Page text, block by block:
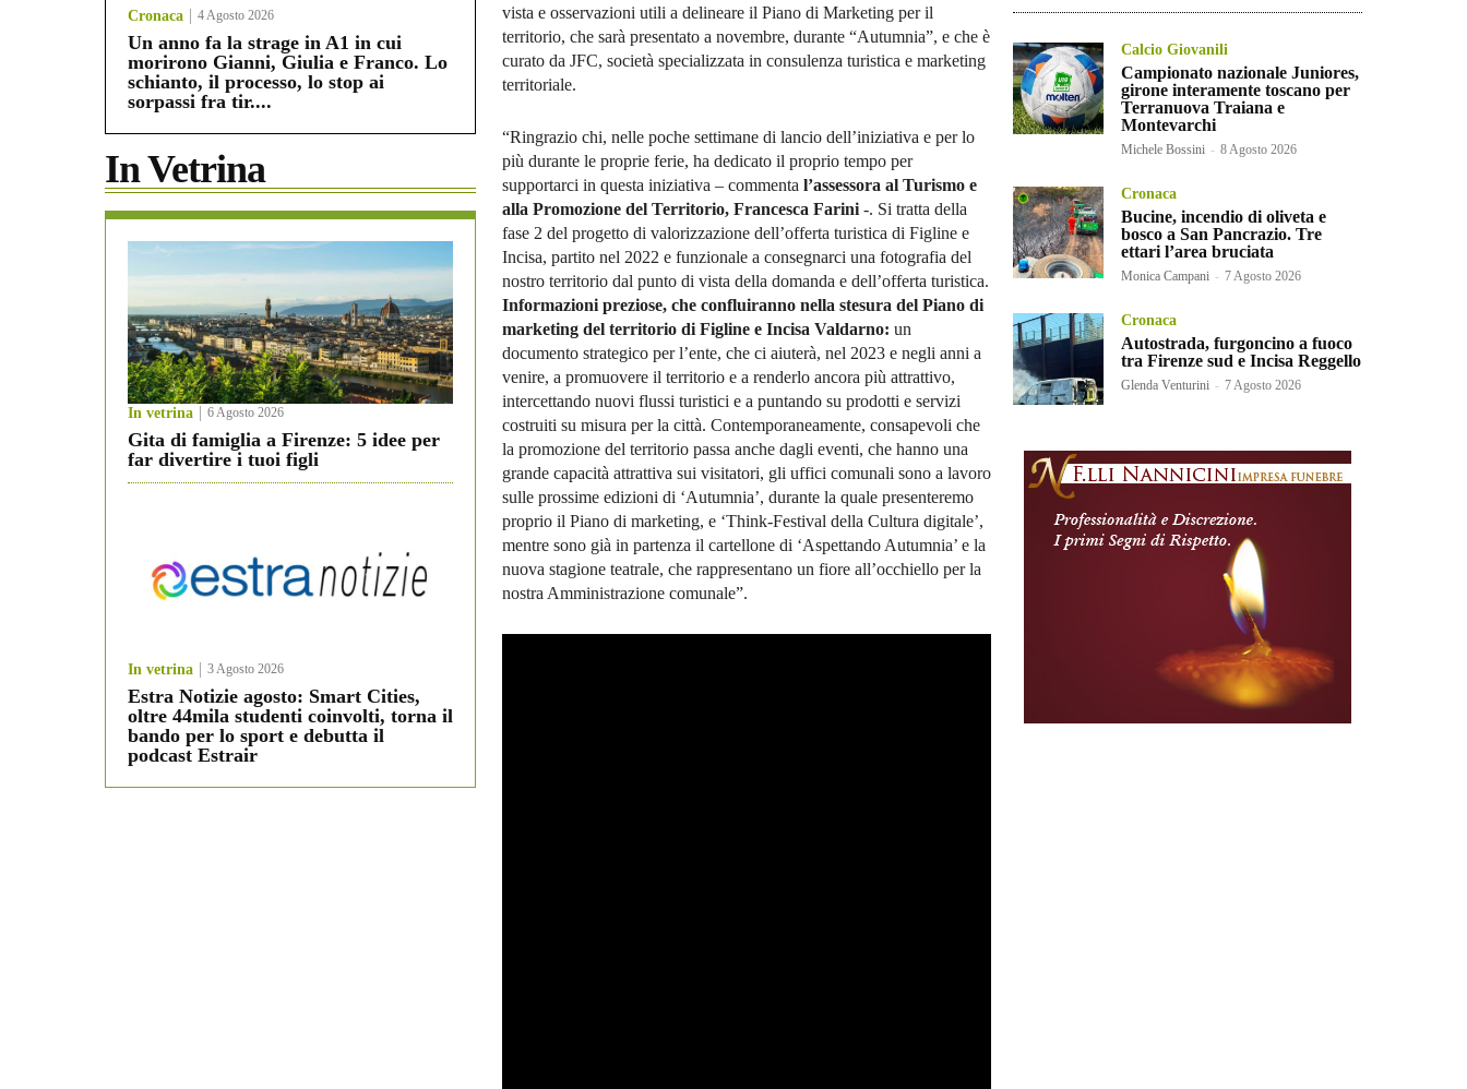
Cronaca 4 Agosto 2026
Un anno fa la strage in A1 in cui
morirono Gianni, Giulia e Franco. Lo
schianto, il processo, lo stop ai
sorpassi fra tir....
In Vetrina
In vetrina 6 Agosto 2026
Gita di famiglia a Firenze: 5 idee per
far divertire i tuoi figli
In vetrina 3 Agosto 2026
Estra Notizie agosto: Smart Cities,
oltre 44mila studenti coinvolti, torna il
bando per lo sport e debutta il
podcast Estrair
vista e osservazioni utili a delineare il Piano di Marketing per il
territorio, che sarà presentato a novembre, durante “Autumnia”, e che è
curato da JFC, società specializzata in consulenza turistica e marketing
territoriale.
“Ringrazio chi, nelle poche settimane di lancio dell’iniziativa e per lo
più durante le proprie ferie, ha dedicato il proprio tempo per
supportarci in questa iniziativa – commenta l’assessora al Turismo e
alla Promozione del Territorio, Francesca Farini -. Si tratta della
fase 2 del progetto di valorizzazione dell’offerta turistica di Figline e
Incisa, partito nel 2022 e funzionale a consegnarci una fotografia del
nostro territorio dal punto di vista della domanda e dell’offerta turistica.
Informazioni preziose, che confluiranno nella stesura del Piano di
marketing del territorio di Figline e Incisa Valdarno: un
documento strategico per l’ente, che ci aiuterà, nel 2023 e negli anni a
venire, a promuovere il territorio e a renderlo ancora più attrattivo,
intercettando nuovi flussi turistici e a puntando su prodotti e servizi
costruiti su misura per la città. Contemporaneamente, consapevoli che
la promozione del territorio passa anche dagli eventi, che hanno una
grande capacità attrattiva sui visitatori, gli uffici comunali sono a lavoro
sulle prossime edizioni di ‘Autumnia’, durante la quale presenteremo
proprio il Piano di marketing, e ‘Think-Festival della Cultura digitale’,
mentre sono già in partenza il cartellone di ‘Aspettando Autumnia’ e la
nuova stagione teatrale, che rappresentano un fiore all’occhiello per la
nostra Amministrazione comunale”.
Calcio Giovanili
Campionato nazionale Juniores,
girone interamente toscano per
Terranuova Traiana e
Montevarchi
Michele Bossini - 8 Agosto 2026
Cronaca
Bucine, incendio di oliveta e
bosco a San Pancrazio. Tre
ettari l’area bruciata
Monica Campani - 7 Agosto 2026
Cronaca
Autostrada, furgoncino a fuoco
tra Firenze sud e Incisa Reggello
Glenda Venturini - 7 Agosto 2026